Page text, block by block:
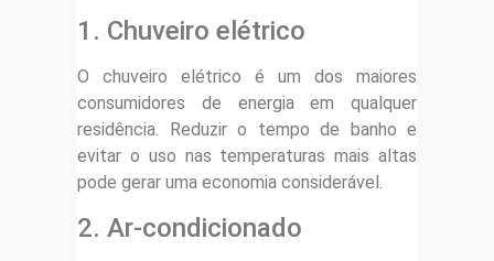
1. Chuveiro elétrico
O chuveiro elétrico é um dos maiores
consumidores de energia em qualquer
residência. Reduzir o tempo de banho e
evitar o uso nas temperaturas mais altas
pode gerar uma economia considerável.
2. Ar-condicionado